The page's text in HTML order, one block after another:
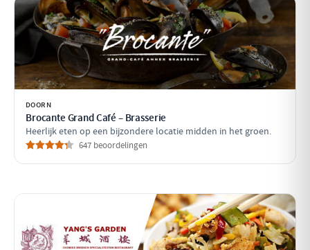
DOORN
Brocante Grand Café – Brasserie
Heerlijk eten op een bijzondere locatie midden in het groen.
647 beoordelingen